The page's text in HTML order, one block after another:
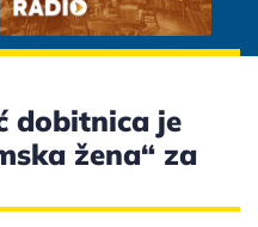
dobitnica je
žena“ za